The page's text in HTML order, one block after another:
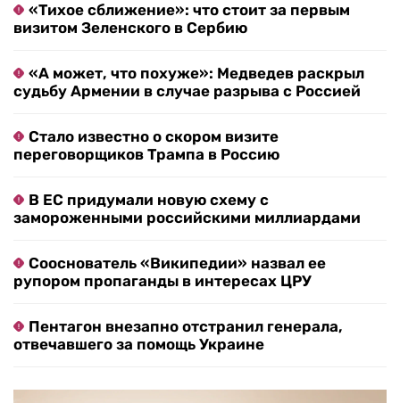
«Тихое сближение»: что стоит за первым
визитом Зеленского в Сербию
«А может, что похуже»: Медведев раскрыл
судьбу Армении в случае разрыва с Россией
Стало известно о скором визите
переговорщиков Трампа в Россию
В ЕС придумали новую схему с
замороженными российскими миллиардами
Сооснователь «Википедии» назвал ее
рупором пропаганды в интересах ЦРУ
Пентагон внезапно отстранил генерала,
отвечавшего за помощь Украине